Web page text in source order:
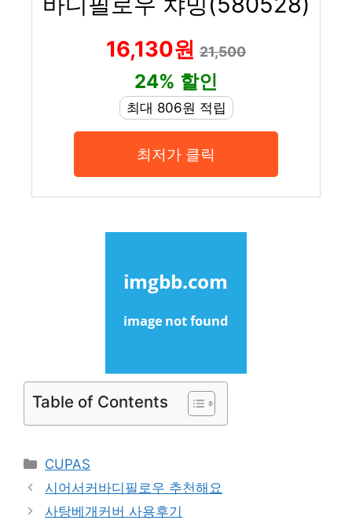
16,130원 21,500
24% 할인
최대 806원 적립
최저가 클릭
Table of Contents
Categories
CUPAS
시어서커바디필로우 추천해요
사탕베개커버 사용후기